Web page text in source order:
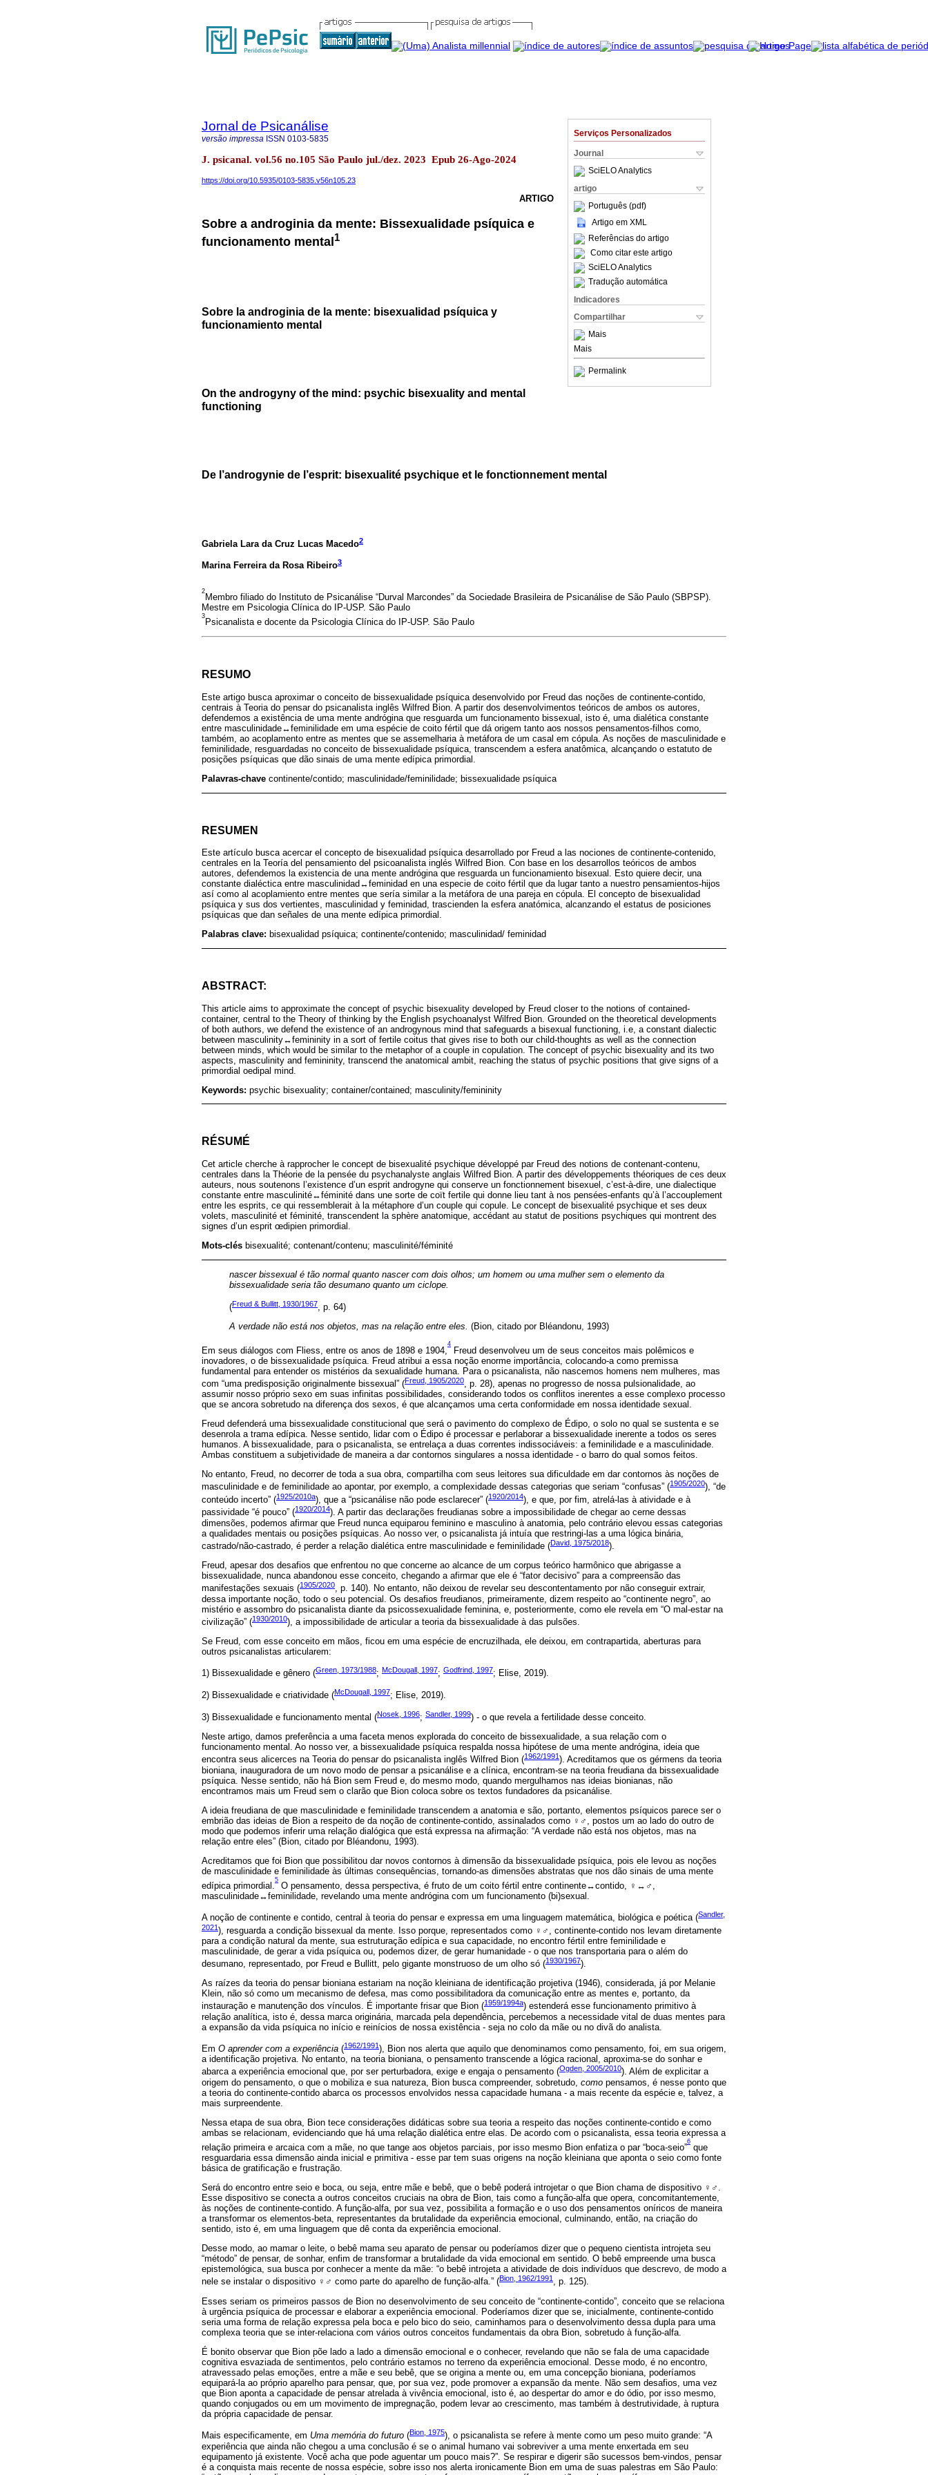
Serviços Personalizados
Journal
SciELO Analytics
artigo
Português (pdf)
Artigo em XML
Referências do artigo
Como citar este artigo
SciELO Analytics
Tradução automática
Indicadores
Compartilhar
Mais
Mais
Permalink
Jornal de Psicanálise
versão impressa ISSN 0103-5835
J. psicanal. vol.56 no.105 São Paulo jul./dez. 2023 Epub 26-Ago-2024
https://doi.org/10.5935/0103-5835.v56n105.23
ARTIGO
Sobre a androginia da mente: Bissexualidade psíquica e
funcionamento mental1
Sobre la androginia de la mente: bisexualidad psíquica y
funcionamiento mental
On the androgyny of the mind: psychic bisexuality and mental
functioning
De l’androgynie de l’esprit: bisexualité psychique et le fonctionnement mental
Gabriela Lara da Cruz Lucas Macedo2
Marina Ferreira da Rosa Ribeiro3
2
Membro filiado do Instituto de Psicanálise “Durval Marcondes” da Sociedade Brasileira de Psicanálise de São Paulo (SBPSP).
Mestre em Psicologia Clínica do IP-USP. São Paulo
3
Psicanalista e docente da Psicologia Clínica do IP-USP. São Paulo
RESUMO
Este artigo busca aproximar o conceito de bissexualidade psíquica desenvolvido por Freud das noções de continente-contido,
centrais à Teoria do pensar do psicanalista inglês Wilfred Bion. A partir dos desenvolvimentos teóricos de ambos os autores,
defendemos a existência de uma mente andrógina que resguarda um funcionamento bissexual, isto é, uma dialética constante
entre masculinidade↔feminilidade em uma espécie de coito fértil que dá origem tanto aos nossos pensamentos-filhos como,
também, ao acoplamento entre as mentes que se assemelharia à metáfora de um casal em cópula. As noções de masculinidade e
feminilidade, resguardadas no conceito de bissexualidade psíquica, transcendem a esfera anatômica, alcançando o estatuto de
posições psíquicas que dão sinais de uma mente edípica primordial.
Palavras-chave continente/contido; masculinidade/feminilidade; bissexualidade psíquica
RESUMEN
Este artículo busca acercar el concepto de bisexualidad psíquica desarrollado por Freud a las nociones de continente-contenido,
centrales en la Teoría del pensamiento del psicoanalista inglés Wilfred Bion. Con base en los desarrollos teóricos de ambos
autores, defendemos la existencia de una mente andrógina que resguarda un funcionamiento bisexual. Esto quiere decir, una
constante dialéctica entre masculinidad↔feminidad en una especie de coito fértil que da lugar tanto a nuestro pensamientos-hijos
así como al acoplamiento entre mentes que sería similar a la metáfora de una pareja en cópula. El concepto de bisexualidad
psíquica y sus dos vertientes, masculinidad y feminidad, trascienden la esfera anatómica, alcanzando el estatus de posiciones
psíquicas que dan señales de una mente edípica primordial.
Palabras clave: bisexualidad psíquica; continente/contenido; masculinidad/ feminidad
ABSTRACT:
This article aims to approximate the concept of psychic bisexuality developed by Freud closer to the notions of contained-
container, central to the Theory of thinking by the English psychoanalyst Wilfred Bion. Grounded on the theoretical developments
of both authors, we defend the existence of an androgynous mind that safeguards a bisexual functioning, i.e, a constant dialectic
between masculinity↔femininity in a sort of fertile coitus that gives rise to both our child-thoughts as well as the connection
between minds, which would be similar to the metaphor of a couple in copulation. The concept of psychic bisexuality and its two
aspects, masculinity and femininity, transcend the anatomical ambit, reaching the status of psychic positions that give signs of a
primordial oedipal mind.
Keywords: psychic bisexuality; container/contained; masculinity/femininity
RÉSUMÉ
Cet article cherche à rapprocher le concept de bisexualité psychique développé par Freud des notions de contenant-contenu,
centrales dans la Théorie de la pensée du psychanalyste anglais Wilfred Bion. A partir des développements théoriques de ces deux
auteurs, nous soutenons l’existence d’un esprit androgyne qui conserve un fonctionnement bisexuel, c’est-à-dire, une dialectique
constante entre masculinité↔féminité dans une sorte de coït fertile qui donne lieu tant à nos pensées-enfants qu’à l’accouplement
entre les esprits, ce qui ressemblerait à la métaphore d’un couple qui copule. Le concept de bisexualité psychique et ses deux
volets, masculinité et féminité, transcendent la sphère anatomique, accédant au statut de positions psychiques qui montrent des
signes d’un esprit œdipien primordial.
Mots-clés bisexualité; contenant/contenu; masculinité/féminité
nascer bissexual é tão normal quanto nascer com dois olhos; um homem ou uma mulher sem o elemento da
bissexualidade seria tão desumano quanto um ciclope.
(Freud & Bullitt, 1930/1967
, p. 64)
A verdade não está nos objetos, mas na relação entre eles. (Bion, citado por Bléandonu, 1993)
Em seus diálogos com Fliess, entre os anos de 1898 e 1904,
4
Freud desenvolveu um de seus conceitos mais polêmicos e
inovadores, o de bissexualidade psíquica. Freud atribui a essa noção enorme importância, colocando-a como premissa
fundamental para entender os mistérios da sexualidade humana. Para o psicanalista, não nascemos homens nem mulheres, mas
com “uma predisposição originalmente bissexual” (Freud, 1905/2020, p. 28), apenas no progresso de nossa pulsionalidade, ao
assumir nosso próprio sexo em suas infinitas possibilidades, considerando todos os conflitos inerentes a esse complexo processo
que se ancora sobretudo na diferença dos sexos, é que alcançamos uma certa conformidade em nossa identidade sexual.
Freud defenderá uma bissexualidade constitucional que será o pavimento do complexo de Édipo, o solo no qual se sustenta e se
desenrola a trama edípica. Nesse sentido, lidar com o Édipo é processar e perlaborar a bissexualidade inerente a todos os seres
humanos. A bissexualidade, para o psicanalista, se entrelaça a duas correntes indissociáveis: a feminilidade e a masculinidade.
Ambas constituem a subjetividade de maneira a dar contornos singulares a nossa identidade - o barro do qual somos feitos.
No entanto, Freud, no decorrer de toda a sua obra, compartilha com seus leitores sua dificuldade em dar contornos às noções de
masculinidade e de feminilidade ao apontar, por exemplo, a complexidade dessas categorias que seriam “confusas” (1905/2020), “de
conteúdo incerto” (1925/2010a), que a “psicanálise não pode esclarecer” (1920/2014), e que, por fim, atrelá-las à atividade e à
passividade “é pouco” (1920/2014). A partir das declarações freudianas sobre a impossibilidade de chegar ao cerne dessas
dimensões, podemos afirmar que Freud nunca equiparou feminino e masculino à anatomia, pelo contrário elevou essas categorias
a qualidades mentais ou posições psíquicas. Ao nosso ver, o psicanalista já intuía que restringi-las a uma lógica binária,
castrado/não-castrado, é perder a relação dialética entre masculinidade e feminilidade (David, 1975/2018).
Freud, apesar dos desafios que enfrentou no que concerne ao alcance de um corpus teórico harmônico que abrigasse a
bissexualidade, nunca abandonou esse conceito, chegando a afirmar que ele é “fator decisivo” para a compreensão das
manifestações sexuais (1905/2020, p. 140). No entanto, não deixou de revelar seu descontentamento por não conseguir extrair,
dessa importante noção, todo o seu potencial. Os desafios freudianos, primeiramente, dizem respeito ao “continente negro”, ao
mistério e assombro do psicanalista diante da psicossexualidade feminina, e, posteriormente, como ele revela em “O mal-estar na
civilização” (1930/2010), a impossibilidade de articular a teoria da bissexualidade à das pulsões.
Se Freud, com esse conceito em mãos, ficou em uma espécie de encruzilhada, ele deixou, em contrapartida, aberturas para
outros psicanalistas articularem:
1) Bissexualidade e gênero (Green, 1973/1988; McDougall, 1997; Godfrind, 1997; Elise, 2019).
2) Bissexualidade e criatividade (McDougall, 1997; Elise, 2019).
3) Bissexualidade e funcionamento mental (Nosek, 1996; Sandler, 1999) - o que revela a fertilidade desse conceito.
Neste artigo, damos preferência a uma faceta menos explorada do conceito de bissexualidade, a sua relação com o
funcionamento mental. Ao nosso ver, a bissexualidade psíquica respalda nossa hipótese de uma mente andrógina, ideia que
encontra seus alicerces na Teoria do pensar do psicanalista inglês Wilfred Bion (1962/1991). Acreditamos que os gérmens da teoria
bioniana, inauguradora de um novo modo de pensar a psicanálise e a clínica, encontram-se na teoria freudiana da bissexualidade
psíquica. Nesse sentido, não há Bion sem Freud e, do mesmo modo, quando mergulhamos nas ideias bionianas, não
encontramos mais um Freud sem o clarão que Bion coloca sobre os textos fundadores da psicanálise.
A ideia freudiana de que masculinidade e feminilidade transcendem a anatomia e são, portanto, elementos psíquicos parece ser o
embrião das ideias de Bion a respeito de da noção de continente-contido, assinalados como ♀♂
, postos um ao lado do outro de
modo que podemos inferir uma relação dialógica que está expressa na afirmação: “A verdade não está nos objetos, mas na
relação entre eles” (Bion, citado por Bléandonu, 1993).
Acreditamos que foi Bion que possibilitou dar novos contornos à dimensão da bissexualidade psíquica, pois ele levou as noções
de masculinidade e feminilidade às últimas consequências, tornando-as dimensões abstratas que nos dão sinais de uma mente
edípica primordial.
5
O pensamento, dessa perspectiva, é fruto de um coito fértil entre continente↔contido, ♀ ↔ ♂
masculinidade↔feminilidade, revelando uma mente andrógina com um funcionamento (bi)sexual.
A noção de continente e contido, central à teoria do pensar e expressa em uma linguagem matemática, biológica e poética (Sandler,
2021), resguarda a condição bissexual da mente. Isso porque, representados como ♀♂
, continente-contido nos levam diretamente
para a condição natural da mente, sua estruturação edípica e sua capacidade, no encontro fértil entre feminilidade e
masculinidade, de gerar a vida psíquica ou, podemos dizer, de gerar humanidade - o que nos transportaria para o além do
desumano, representado, por Freud e Bullitt, pelo gigante monstruoso de um olho só (1930/1967).
As raízes da teoria do pensar bioniana estariam na noção kleiniana de identificação projetiva (1946), considerada, já por Melanie
Klein, não só como um mecanismo de defesa, mas como possibilitadora da comunicação entre as mentes e, portanto, da
instauração e manutenção dos vínculos. É importante frisar que Bion (1959/1994a) estenderá esse funcionamento primitivo à
relação analítica, isto é, dessa marca originária, marcada pela dependência, percebemos a necessidade vital de duas mentes para
a expansão da vida psíquica no início e reinícios de nossa existência - seja no colo da mãe ou no divã do analista.
Em O aprender com a experiência (1962/1991), Bion nos alerta que aquilo que denominamos como pensamento, foi, em sua origem,
a identificação projetiva. No entanto, na teoria bioniana, o pensamento transcende a lógica racional, aproxima-se do sonhar e
abarca a experiência emocional que, por ser perturbadora, exige e engaja o pensamento (Ogden, 2005/2010). Além de explicitar a
origem do pensamento, o que o mobiliza e sua natureza, Bion busca compreender, sobretudo, como pensamos, é nesse ponto que
a teoria do continente-contido abarca os processos envolvidos nessa capacidade humana - a mais recente da espécie e, talvez, a
mais surpreendente.
Nessa etapa de sua obra, Bion tece considerações didáticas sobre sua teoria a respeito das noções continente-contido e como
ambas se relacionam, evidenciando que há uma relação dialética entre elas. De acordo com o psicanalista, essa teoria expressa a
relação primeira e arcaica com a mãe, no que tange aos objetos parciais, por isso mesmo Bion enfatiza o par “boca-seio”
6
que
resguardaria essa dimensão ainda inicial e primitiva - esse par tem suas origens na noção kleiniana que aponta o seio como fonte
básica de gratificação e frustração.
Será do encontro entre seio e boca, ou seja, entre mãe e bebê, que o bebê poderá introjetar o que Bion chama de dispositivo ♀♂ .
Esse dispositivo se conecta a outros conceitos cruciais na obra de Bion, tais como a função-alfa que opera, concomitantemente,
às noções de continente-contido. A função-alfa, por sua vez, possibilita a formação e o uso dos pensamentos oníricos de maneira
a transformar os elementos-beta, representantes da brutalidade da experiência emocional, culminando, então, na criação do
sentido, isto é, em uma linguagem que dê conta da experiência emocional.
Desse modo, ao mamar o leite, o bebê mama seu aparato de pensar ou poderíamos dizer que o pequeno cientista introjeta seu
“método” de pensar, de sonhar, enfim de transformar a brutalidade da vida emocional em sentido. O bebê empreende uma busca
epistemológica, sua busca por conhecer a mente da mãe: “o bebê introjeta a atividade de dois indivíduos que descrevo, de modo a
nele se instalar o dispositivo ♀♂ como parte do aparelho de função-alfa.” (Bion, 1962/1991, p. 125).
Esses seriam os primeiros passos de Bion no desenvolvimento de seu conceito de “continente-contido”, conceito que se relaciona
à urgência psíquica de processar e elaborar a experiência emocional. Poderíamos dizer que se, inicialmente, continente-contido
seria uma forma de relação expressa pela boca e pelo bico do seio, caminhamos para o desenvolvimento dessa dupla para uma
complexa teoria que se inter-relaciona com vários outros conceitos fundamentais da obra Bion, sobretudo à função-alfa.
É bonito observar que Bion põe lado a lado a dimensão emocional e o conhecer, revelando que não se fala de uma capacidade
cognitiva esvaziada de sentimentos, pelo contrário estamos no terreno da experiência emocional. Desse modo, é no encontro,
atravessado pelas emoções, entre a mãe e seu bebê, que se origina a mente ou, em uma concepção bioniana, poderíamos
equipará-la ao próprio aparelho para pensar, que, por sua vez, pode promover a expansão da mente. Não sem desafios, uma vez
que Bion aponta a capacidade de pensar atrelada à vivência emocional, isto é, ao despertar do amor e do ódio, por isso mesmo,
quando conjugados ou em um movimento de impregnação, podem levar ao crescimento, mas também à destrutividade, à ruptura
da própria capacidade de pensar.
Mais especificamente, em Uma memória do futuro (Bion, 1975), o psicanalista se refere à mente como um peso muito grande: “A
experiência que ainda não chegou a uma conclusão é se o animal humano vai sobreviver a uma mente enxertada em seu
equipamento já existente. Você acha que pode aguentar um pouco mais?”. Se respirar e digerir são sucessos bem-vindos, pensar
é a conquista mais recente de nossa espécie, sobre isso nos alerta ironicamente Bion em uma de suas palestras em São Paulo: